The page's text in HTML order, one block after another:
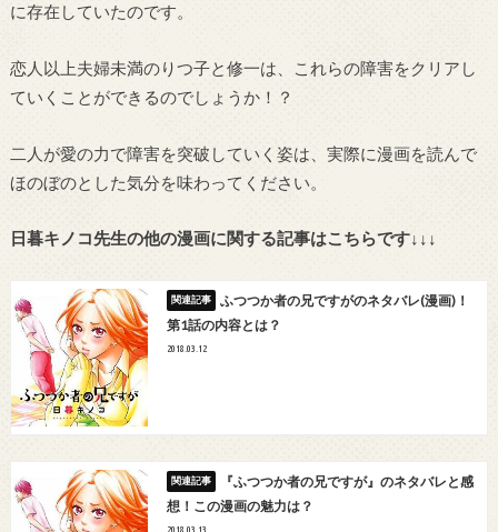
に存在していたのです。
恋人以上夫婦未満のりつ子と修一は、これらの障害をクリアし
ていくことができるのでしょうか！？
二人が愛の力で障害を突破していく姿は、実際に漫画を読んで
ほのぼのとした気分を味わってください。
日暮キノコ先生の他の漫画に関する記事はこちらです↓↓↓
ふつつか者の兄ですがのネタバレ(漫画)！
第1話の内容とは？
2018.03.12
『ふつつか者の兄ですが』のネタバレと感
想！この漫画の魅力は？
2018.03.13